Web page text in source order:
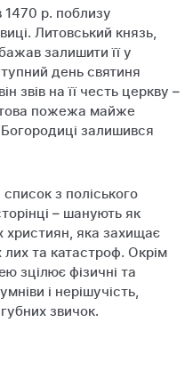
1470 р. поблизу
Литовський князь,
залишити її у
день святиня
звів на її честь церкву –
пожежа майже
залишився
список з поліського
– шанують як
християн, яка захищає
лих та катастроф. Окрім
зцілює фізичні та
і нерішучість,
звичок.